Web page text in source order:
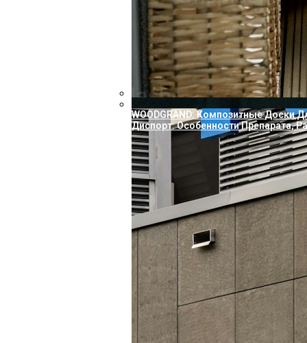
Диспорт: Особенности Препарата,
WOODGRAND: Композитные Доски